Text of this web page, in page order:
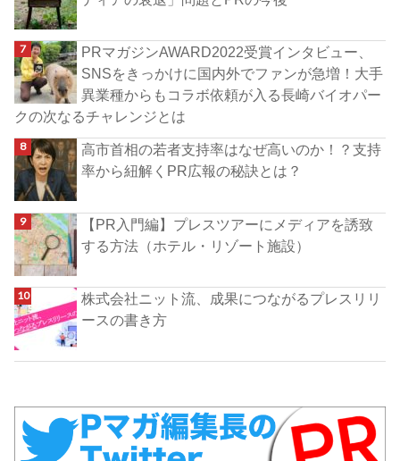
PRマガジンAWARD2022受賞インタビュー、
SNSをきっかけに国内外でファンが急増！大手
異業種からもコラボ依頼が入る長崎バイオパー
クの次なるチャレンジとは
高市首相の若者支持率はなぜ高いのか！？支持
率から紐解くPR広報の秘訣とは？
【PR入門編】プレスツアーにメディアを誘致
する方法（ホテル・リゾート施設）
株式会社ニット流、成果につながるプレスリリ
ースの書き方